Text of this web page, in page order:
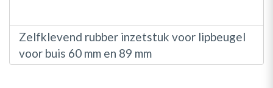
Zelfklevend rubber inzetstuk voor lipbeugel
voor buis 60 mm en 89 mm